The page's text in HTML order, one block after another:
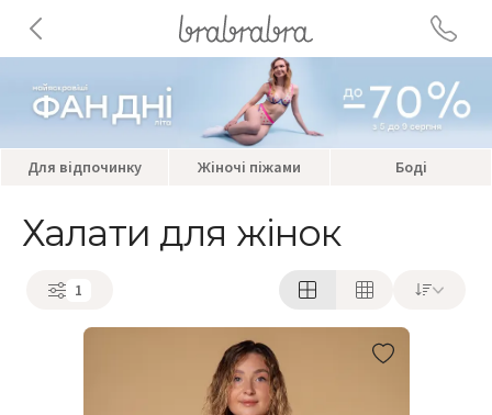
Для відпочинку Жіночі піжами Боді
Халати для жінок
1